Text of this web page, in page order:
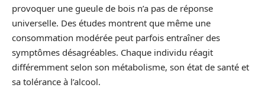
provoquer une gueule de bois n’a pas de réponse
universelle. Des études montrent que même une
consommation modérée peut parfois entraîner des
symptômes désagréables. Chaque individu réagit
différemment selon son métabolisme, son état de santé et
sa tolérance à l’alcool.